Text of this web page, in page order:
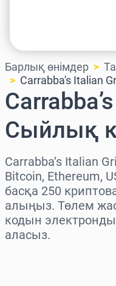
Барлық өнімдер
Carrabba's Italian
Сыйлық
Carrabba’s Italian
Bitcoin, Ethereum,
басқа 250
алыңыз. Төлем
кодын
аласыз.